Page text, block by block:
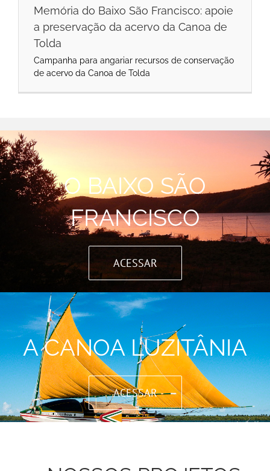
Memória do Baixo São Francisco: apoie
a preservação da acervo da Canoa de
Tolda
Campanha para angariar recursos de conservação
de acervo da Canoa de Tolda
O BAIXO SÃO
FRANCISCO
ACESSAR
A CANOA LUZITÂNIA
ACESSAR